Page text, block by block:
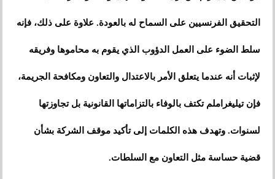
التحقيق الفرنسيين على السماح له بالعودة. علاوة على ذلك، فإنه
سلط الضوء على العمل الدؤوب الذي يقوم به محاموها وفريقه
لإثبات أنه عندما يتعلق الأمر بالاعتدال والتعاون ومكافحة الجريمة،
فإن تيليغراملم تكتف بالوفاء بالتزاماتها القانونية بل تجاوزتها
لسنوات. وتهدف هذه الكلمات إلى تأكيد موقف الشركة بشأن
قضية حساسة مثل التعاون مع السلطات.